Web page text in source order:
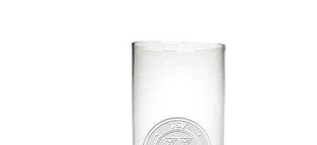
Gläser & Tassen & Krüge
Aufkleber & Handys & Mousepads